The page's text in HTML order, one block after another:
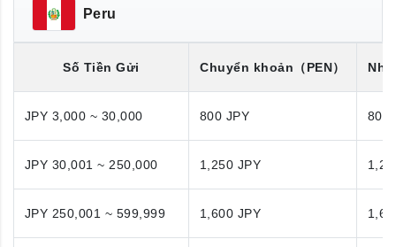
Peru
Số Tiền Gửi Chuyển khoản （PEN）
JPY 3,000 ~ 30,000 800 JPY 800
JPY 30,001 ~ 250,000 1,250 JPY
JPY 250,001 ~ 599,999 1,600 JPY